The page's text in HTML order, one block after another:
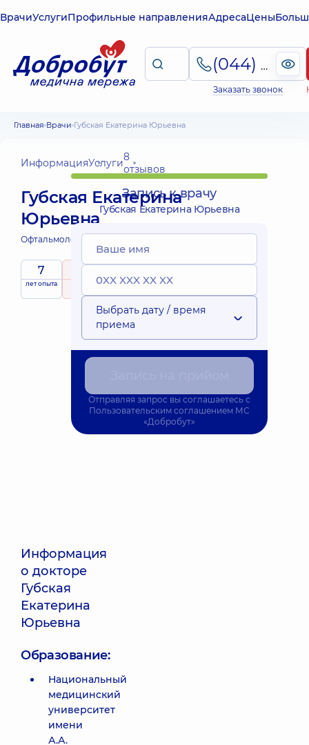
ВрачиУслугиПрофильные направленияАдресаЦены
(044) 495-2-888
Заказать звонок
Главная Врачи Губская Екатерина Юрьевна
ИнформацияУслуги8
отзывов
Губская Екатерина
Юрьевна
Офтальмолог;Офтальмолог детский;
7
лет опыта рейтингна основе
принимает
Информация
о докторе
Губская
Екатерина
Юрьевна
Образование:
Национальный
медицинский
университет
имени
А.А.
Запись к врачу
Губская Екатерина Юрьевна
Выбрать дату / время
приема
Отправляя запрос вы соглашаетесь с
Пользовательским соглашением МС
«Добробут»